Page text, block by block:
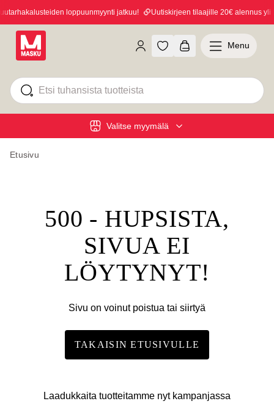
loppuunmyynti jatkuu! Uutiskirjeen tilaajille 20€ alennus yli
Valitse myymälä
Menu
Etusivu
500 - HUPSISTA,
SIVUA EI
LÖYTYNYT!
Sivu on voinut poistua tai siirtyä
TAKAISIN ETUSIVULLE
Laadukkaita tuotteitamme nyt kampanjassa